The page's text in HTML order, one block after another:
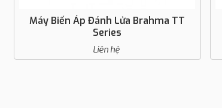
Máy Biến Áp Đánh Lửa Brahma TT
Series
Liên hệ